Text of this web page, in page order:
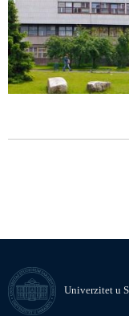
Univerzitet u